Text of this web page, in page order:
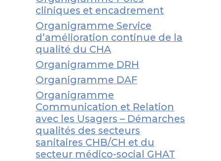
cliniques et encadrement
Organigramme Service
d’amélioration continue de la
qualité du CHA
Organigramme DRH
Organigramme DAF
Organigramme
Communication et Relation
avec les Usagers – Démarches
qualités des secteurs
sanitaires CHB/CH et du
secteur médico-social GHAT